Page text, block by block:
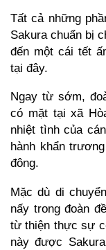
Tất cả những
Sakura chuẩn bị
đến một cái tết
tại đây.
Ngay từ sớm,
có mặt tại xã
nhiệt tình của
hành khẩn
đông.
Mặc dù di
nấy trong đoàn
từ thiện thực sự
này được